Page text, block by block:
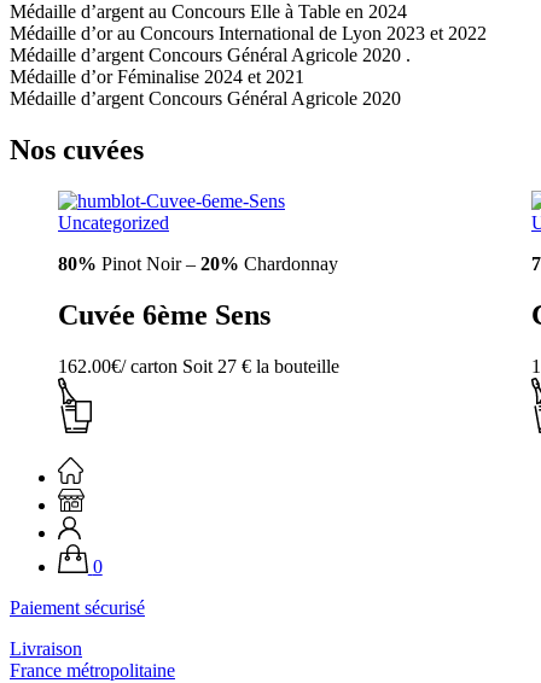
Médaille d’argent au Concours Elle à Table en 2024
Médaille d’or au Concours International de Lyon 2023 et 2022
Médaille d’argent Concours Général Agricole 2020 .
Médaille d’or Féminalise 2024 et 2021
Médaille d’argent Concours Général Agricole 2020
Nos cuvées
Uncategorized
80% Pinot Noir – 20% Chardonnay
Cuvée 6ème Sens
162.00€/ carton Soit 27 € la bouteille
0
Paiement sécurisé
Livraison
France métropolitaine